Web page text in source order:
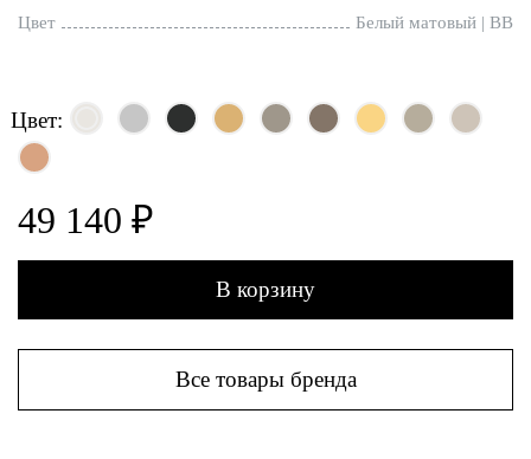
Цвет Белый матовый | BB
Цвет:
49 140 ₽
В корзину
Все товары бренда